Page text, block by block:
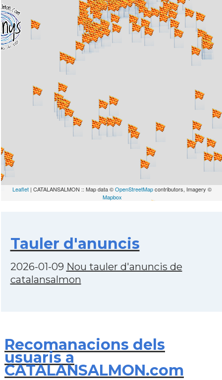
Leaflet | CATALANSALMON :: Map data ©OpenStreetMapcontributors, Imagery ©
Mapbox
Tauler d'anuncis
2026-01-09 Nou tauler d'anuncis de
catalansalmon
Recomanacions dels
usuaris a
CATALANSALMON.com